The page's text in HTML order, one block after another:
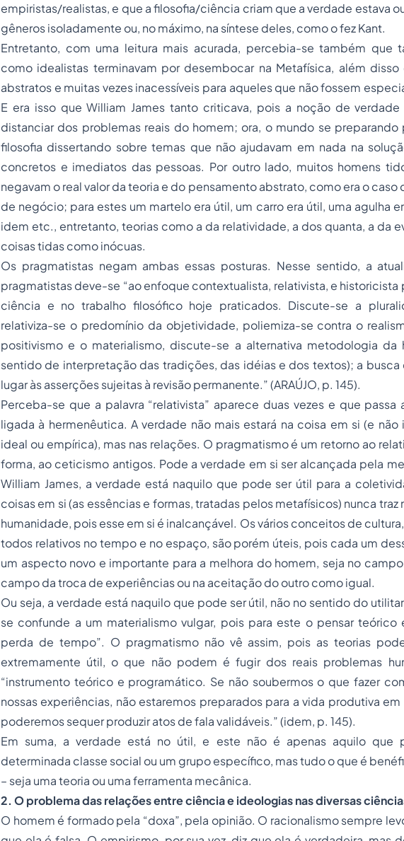
empiristas/realistas, e que a filosofia/ciência criam que a verdade estava
gêneros isoladamente ou, no máximo, na síntese deles, como o fez Kant.
Entretanto, com uma leitura mais acurada, percebia-se também que
como idealistas terminavam por desembocar na Metafísica, além
abstratos e muitas vezes inacessíveis para aqueles que não fossem
E era isso que William James tanto criticava, pois a noção de verdade
distanciar dos problemas reais do homem; ora, o mundo se preparando
filosofia dissertando sobre temas que não ajudavam em nada na
concretos e imediatos das pessoas. Por outro lado, muitos homens
negavam o real valor da teoria e do pensamento abstrato, como era o caso
de negócio; para estes um martelo era útil, um carro era útil, uma agulha
idem etc., entretanto, teorias como a da relatividade, a dos quanta, a da
coisas tidas como inócuas.
Os pragmatistas negam ambas essas posturas. Nesse sentido, a
pragmatistas deve-se “ao enfoque contextualista, relativista, e historicista
ciência e no trabalho filosófico hoje praticados. Discute-se a
relativiza-se o predomínio da objetividade, poliemiza-se contra o
positivismo e o materialismo, discute-se a alternativa metodologia da
sentido de interpretação das tradições, das idéias e dos textos); a
lugar às asserções sujeitas à revisão permanente.” (ARAÚJO, p. 145).
Perceba-se que a palavra “relativista” aparece duas vezes e que passa
ligada à hermenêutica. A verdade não mais estará na coisa em si (e
ideal ou empírica), mas nas relações. O pragmatismo é um retorno ao
forma, ao ceticismo antigos. Pode a verdade em si ser alcançada pela
William James, a verdade está naquilo que pode ser útil para a
coisas em si (as essências e formas, tratadas pelos metafísicos) nunca traz
humanidade, pois esse em si é inalcançável. Os vários conceitos de
todos relativos no tempo e no espaço, são porém úteis, pois cada um
um aspecto novo e importante para a melhora do homem, seja no
campo da troca de experiências ou na aceitação do outro como igual.
Ou seja, a verdade está naquilo que pode ser útil, não no sentido do
se confunde a um materialismo vulgar, pois para este o pensar teórico
perda de tempo”. O pragmatismo não vê assim, pois as teorias
extremamente útil, o que não podem é fugir dos reais problemas
“instrumento teórico e programático. Se não soubermos o que fazer
nossas experiências, não estaremos preparados para a vida produtiva
poderemos sequer produzir atos de fala validáveis.” (idem, p. 145).
Em suma, a verdade está no útil, e este não é apenas aquilo que
determinada classe social ou um grupo específico, mas tudo o que é
– seja uma teoria ou uma ferramenta mecânica.
2. O problema das relações entre ciência e ideologias nas diversas
O homem é formado pela “doxa”, pela opinião. O racionalismo sempre